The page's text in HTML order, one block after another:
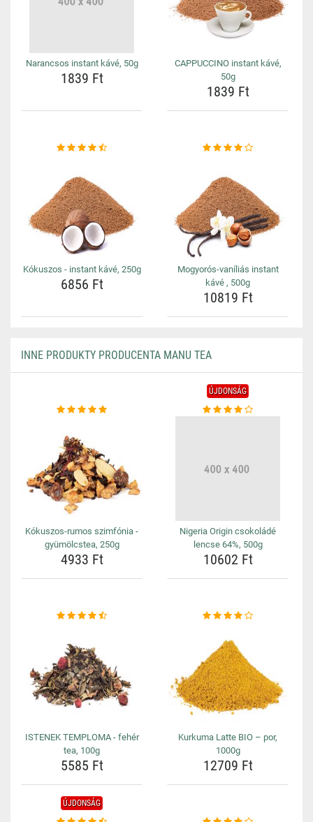
Narancsos instant kávé, 50g
1839 Ft
CAPPUCCINO instant kávé,
50g
1839 Ft
Kókuszos - instant kávé, 250g
6856 Ft
Mogyorós-vaníliás instant
kávé , 500g
10819 Ft
INNE PRODUKTY PRODUCENTA MANU TEA
Kókuszos-rumos szimfónia -
gyümölcstea, 250g
4933 Ft
ÚJDONSÁG
Nigeria Origin csokoládé
lencse 64%, 500g
10602 Ft
ISTENEK TEMPLOMA - fehér
tea, 100g
5585 Ft
Kurkuma Latte BIO – por,
1000g
12709 Ft
ÚJDONSÁG